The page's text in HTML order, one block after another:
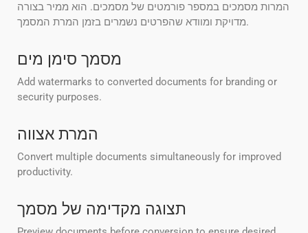
המרות מסמכים במספר פורמטים של מסמכים. הוא ממיר בצורה
מדויקת ומוודא שהפרטים נשמרים בזמן המרת המסמך.
מסמך סימן מים
Add watermarks to converted documents for branding or
security purposes.
המרת אצווה
Convert multiple documents simultaneously for improved
productivity.
תצוגה מקדימה של מסמך